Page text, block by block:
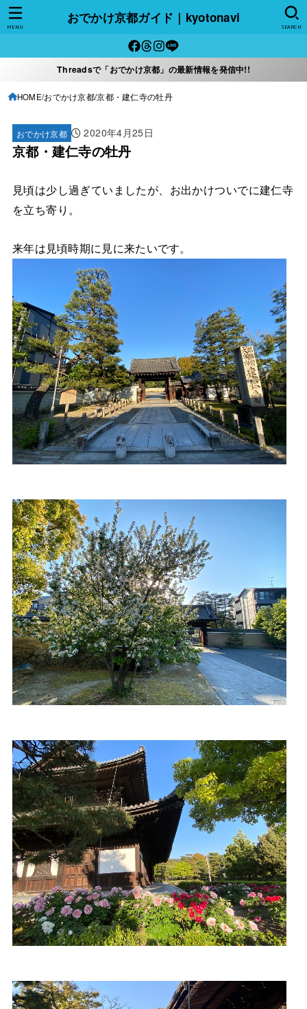
おでかけ京都ガイド｜kyotonavi
SEARCH
MENU
Threadsで「おでかけ京都」の最新情報を発信中!!
HOME おでかけ京都 京都・建仁寺の牡丹
おでかけ京都 2020年4月25日
京都・建仁寺の牡丹
見頃は少し過ぎていましたが、お出かけついでに建仁寺
を立ち寄り。
来年は見頃時期に見に来たいです。